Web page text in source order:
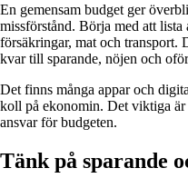
En gemensam budget ger
missförstånd. Börja med att lista
försäkringar, mat och transport.
kvar till sparande, nöjen och
Det finns många appar och
koll på ekonomin. Det viktiga
ansvar för budgeten.
Tänk på sparande